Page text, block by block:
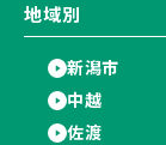
地域別
新潟市
中越
佐渡